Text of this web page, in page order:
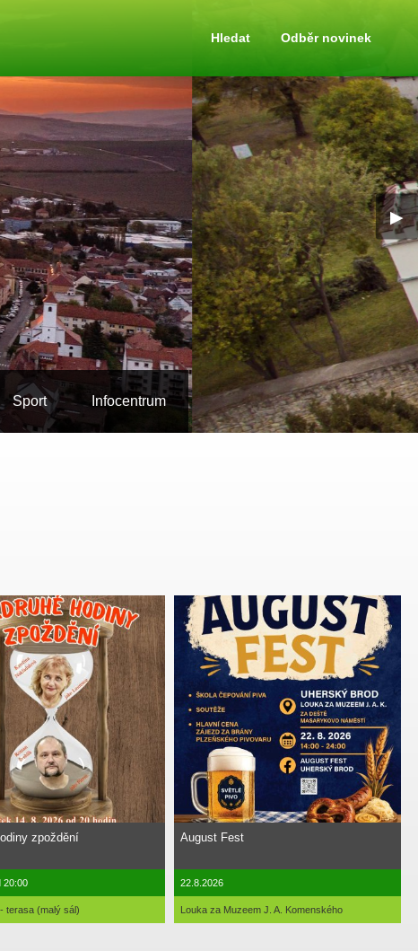
▶
Hledat Odběr novinek
Sport Infocentrum
zpoždění
20:00
terasa (malý sál)
August Fest
22.8.2026
Louka za Muzeem J. A. Komenského